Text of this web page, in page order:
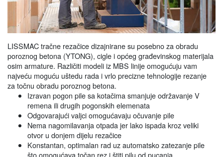
LISSMAC tračne rezačice dizajnirane su posebno za obradu
poroznog betona (YTONG), cigle i općeg građevinskog materijala
osim armature. Različiti modeli iz MBS linije omogućuju vam
najveću moguću uštedu rada i vrlo precizne tehnologije rezanje
za točnu obradu poroznog betona.
Izravan pogon pile sa kotačima smanjuje održavanje V
remena ili drugih pogonskih elemenata
Odgovarajući valjci omogućavaju očuvanje pile
Nema nagomilavanja otpada jer lako ispada kroz veliki
otvor u donjem dijelu rezačice
Konstantan, optimalan rad uz automatsko zatezanje pile
što omogućava točan rez i štiti pilu od pucanja